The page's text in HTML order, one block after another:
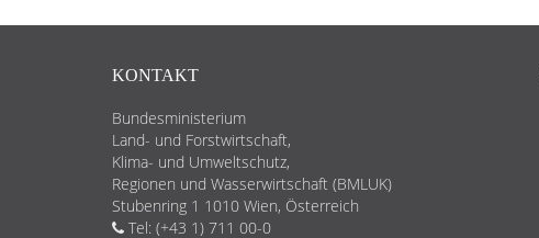
KONTAKT
Bundesministerium
Land- und Forstwirtschaft,
Klima- und Umweltschutz,
Regionen und Wasserwirtschaft (BMLUK)
Stubenring 1 1010 Wien, Österreich
Tel: (+43 1) 711 00-0